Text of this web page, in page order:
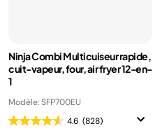
Ninja Combi Multicuiseur rapide,
cuit-vapeur, four, air fryer 12-en-
1
Modèle: SFP700EU
4.6 (828)